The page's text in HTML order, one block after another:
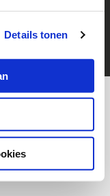
Details tonen